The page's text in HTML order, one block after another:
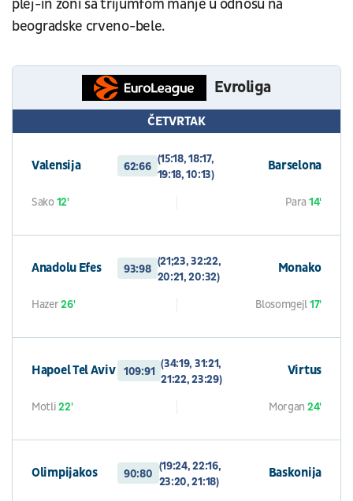
plej-in zoni sa trijumfom manje u odnosu na
beogradske crveno-bele.
Evroliga
ČETVRTAK
Valensija 62:66
(15:18, 18:17,
19:18, 10:13)
Barselona
Sako12' Para 14'
Anadolu Efes 93:98
(21;23, 32:22,
20:21, 20:32)
Monako
Hazer26' Blosomgejl17'
Hapoel Tel Aviv 109:91
(34:19, 31:21,
21:22, 23:29)
Virtus
Motli22' Morgan 24'
Olimpijakos 90:80
(19:24, 22:16,
23:20, 21:18)
Baskonija